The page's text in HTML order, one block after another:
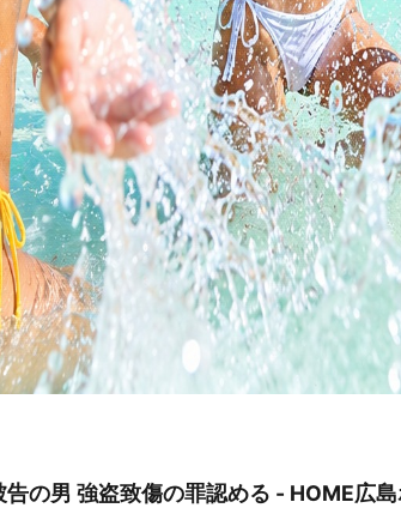
の男 強盗致傷の罪認める - HOME広